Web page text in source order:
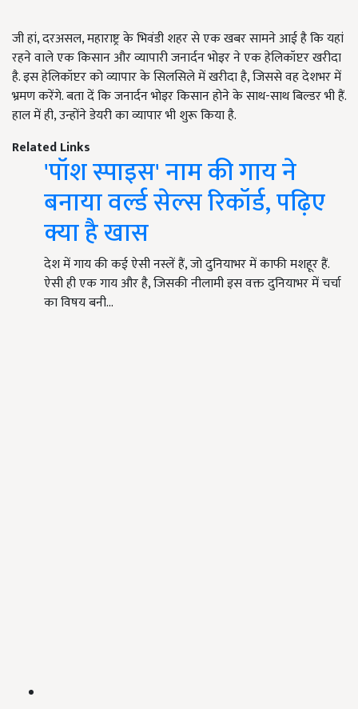
जी हां, दरअसल, महाराष्ट्र के भिवंडी शहर से एक खबर सामने आई है कि यहां
रहने वाले एक किसान और व्यापारी जनार्दन भोइर ने एक हेलिकॉप्टर खरीदा
है. इस हेलिकॉप्टर को व्यापार के सिलसिले में खरीदा है, जिससे वह देशभर में
भ्रमण करेंगे. बता दें कि जनार्दन भोइर किसान होने के साथ-साथ बिल्डर भी हैं.
हाल में ही, उन्होंने डेयरी का व्यापार भी शुरू किया है.
Related Links
'पॉश स्पाइस' नाम की गाय ने
बनाया वर्ल्ड सेल्स रिकॉर्ड, पढ़िए
क्या है खास
देश में गाय की कई ऐसी नस्लें हैं, जो दुनियाभर में काफी मशहूर हैं.
ऐसी ही एक गाय और है, जिसकी नीलामी इस वक्त दुनियाभर में चर्चा
का विषय बनी…